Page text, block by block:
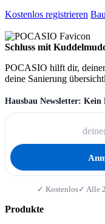
Kostenlos registrieren
Schluss mit
POCASIO hilft dir,
deine Sanierung
Hausbau Newsletter: Kein
✓ Kostenlos✓ Alle
Produkte